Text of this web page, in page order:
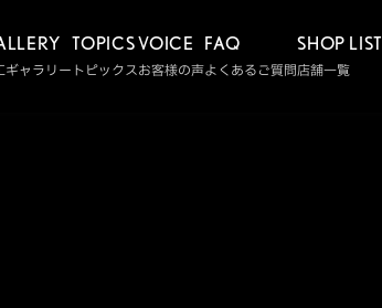
ギャラリー
TOPICS
トピックス
VOICE
お客様の声
FAQ
よくあるご質問
SHOP LIST
店舗一覧